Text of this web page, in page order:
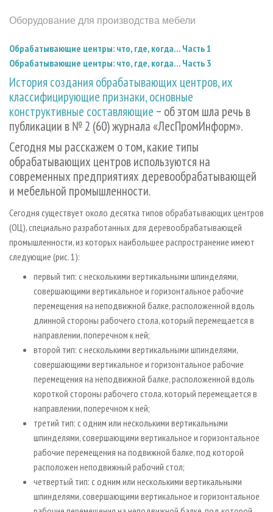
ПРОИЗВОДСТВО ДРЕВЕСНЫХ ПЛИТ
ДЕРЕВЯННОЕ ДОМОСТРОЕНИЕ
ПРОИЗВОДСТВО МЕБЕЛИ
БИОЭНЕРГЕТИКА
ЦБП
ИНСТРУМЕНТ И МАТЕРИАЛЫ
МОБИЛЬНЫЕ ВЫСТАВКИ
ОФИЦИАЛЬНЫЕ ДЕЛЕГАЦИИ
ПРИОРИТЕТНЫЕ ИНВЕСТПРОЕКТЫ
RUSSIAN FORESTRY REVIEW
ГАЗЕТА ЛЕСПРОМФОРУМ
БИБЛИОТЕКА СПЕЦИАЛИСТА
Оборудование для производства мебели
Обрабатывающие центры: что, где, когда... Часть 1
Обрабатывающие центры: что, где, когда... Часть 3
История создания обрабатывающих центров, их
классифицирующие признаки, основные
конструктивные составляющие − об этом шла речь в
публикации в № 2 (60) журнала «ЛесПромИнформ».
Сегодня мы расскажем о том, какие типы
обрабатывающих центров используются на
современных предприятиях деревообрабатывающей
и мебельной промышленности.
Сегодня существует около десятка типов обрабатывающих центров
(ОЦ), специально разработанных для деревообрабатывающей
промышленности, из которых наибольшее распространение имеют
следующие (рис. 1):
первый тип: с несколькими вертикальными шпинделями,
совершающими вертикальное и горизонтальное рабочие
перемещения на неподвижной балке, расположенной вдоль
длинной стороны рабочего стола, который перемещается в
направлении, поперечном к ней;
второй тип: с несколькими вертикальными шпинделями,
совершающими вертикальное и горизонтальное рабочие
перемещения на неподвижной балке, расположенной вдоль
короткой стороны рабочего стола, который перемещается в
направлении, поперечном к ней;
третий тип: с одним или несколькими вертикальными
шпинделями, совершающими вертикальное и горизонтальное
рабочие перемещения на подвижной балке, под которой
расположен неподвижный рабочий стол;
четвертый тип: с одним или несколькими вертикальными
шпинделями, совершающими вертикальное и горизонтальное